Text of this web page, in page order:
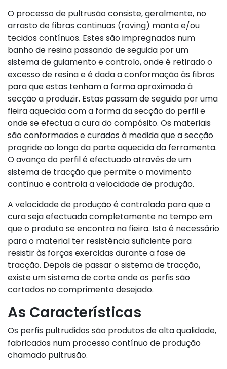
O processo de pultrusão consiste, geralmente, no
arrasto de fibras continuas (roving) manta e/ou
tecidos contínuos. Estes são impregnados num
banho de resina passando de seguida por um
sistema de guiamento e controlo, onde é retirado o
excesso de resina e é dada a conformação às fibras
para que estas tenham a forma aproximada à
secção a produzir. Estas passam de seguida por uma
fieira aquecida com a forma da secção do perfil e
onde se efectua a cura do compósito. Os materiais
são conformados e curados à medida que a secção
progride ao longo da parte aquecida da ferramenta.
O avanço do perfil é efectuado através de um
sistema de tracção que permite o movimento
contínuo e controla a velocidade de produção.
A velocidade de produção é controlada para que a
cura seja efectuada completamente no tempo em
que o produto se encontra na fieira. Isto é necessário
para o material ter resistência suficiente para
resistir às forças exercidas durante a fase de
tracção. Depois de passar o sistema de tracção,
existe um sistema de corte onde os perfis são
cortados no comprimento desejado.
As Características
Os perfis pultrudidos são produtos de alta qualidade,
fabricados num processo contínuo de produção
chamado pultrusão.